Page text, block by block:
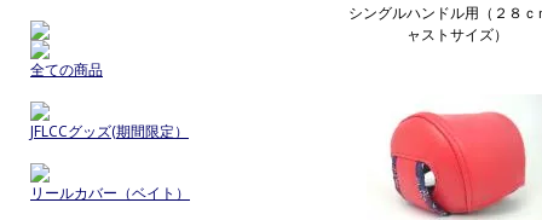
シングルハンドル用（２８ｃ
ャストサイズ）
全ての商品
JFLCCグッズ(期間限定）
リールカバー（ベイト）